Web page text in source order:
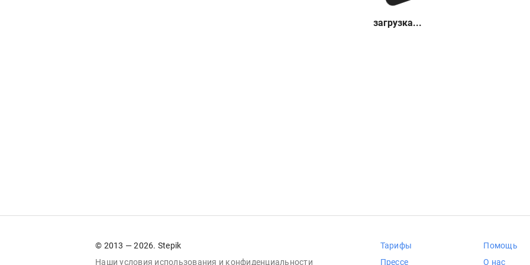
загрузка...
© 2013 — 2026. Stepik
Наши условия использования и конфиденциальности
Тарифы
Прессе
Помощь
О нас